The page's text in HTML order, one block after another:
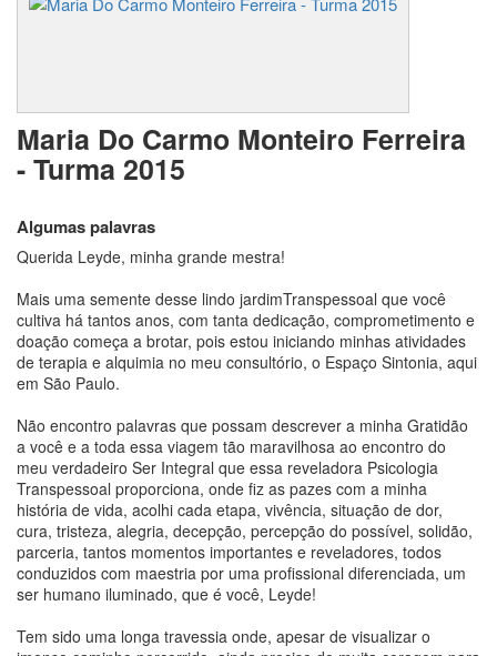
Maria Do Carmo Monteiro Ferreira
- Turma 2015
Algumas palavras
Querida Leyde, minha grande mestra!
Mais uma semente desse lindo jardimTranspessoal que você
cultiva há tantos anos, com tanta dedicação, comprometimento e
doação começa a brotar, pois estou iniciando minhas atividades
de terapia e alquimia no meu consultório, o Espaço Sintonia, aqui
em São Paulo.
Não encontro palavras que possam descrever a minha Gratidão
a você e a toda essa viagem tão maravilhosa ao encontro do
meu verdadeiro Ser Integral que essa reveladora Psicologia
Transpessoal proporciona, onde fiz as pazes com a minha
história de vida, acolhi cada etapa, vivência, situação de dor,
cura, tristeza, alegria, decepção, percepção do possível, solidão,
parceria, tantos momentos importantes e reveladores, todos
conduzidos com maestria por uma profissional diferenciada, um
ser humano iluminado, que é você, Leyde!
Tem sido uma longa travessia onde, apesar de visualizar o